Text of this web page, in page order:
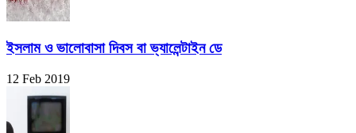
ইসলাম ও ভালোবাসা দিবস বা ভ্যালেন্টাইন ডে
12 Feb 2019